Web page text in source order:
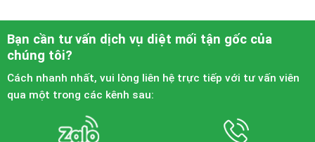
Bạn cần tư vấn dịch vụ diệt mối tận gốc của
chúng tôi?
Cách nhanh nhất, vui lòng liên hệ trực tiếp với tư vấn viên
qua một trong các kênh sau: